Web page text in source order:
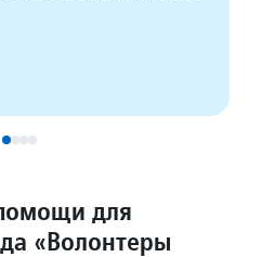
для
«Волонтеры